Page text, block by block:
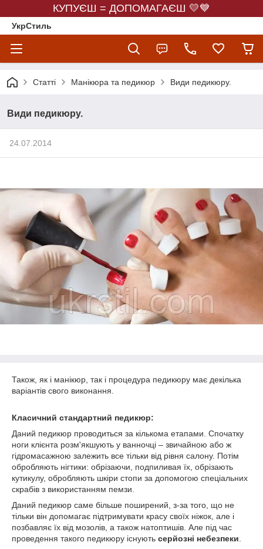
КУПУЄШ = ДОПОМАГАЄШ 💛💙
УкрСтиль
Статті Манікюра та педикюр Види педикюру.
Види педикюру.
24.07.2014
Також, як і манікюр, так і процедура педикюру має декілька
варіантів свого виконання.
Класичний стандартний педикюр:
Даний педикюр проводиться за кількома етапами. Спочатку
ноги клієнта розм'якшують у ванночці – звичайною або ж
гідромасажною залежить все тільки від рівня салону. Потім
обробляють нігтики: обрізаючи, подпиливая їх, обрізають
кутикулу, обробляють шкіри стопи за допомогою спеціальних
скрабів з використанням пемзи.
Даний педикюр саме більше поширений, з-за того, що не
тільки він допомагає підтримувати красу своїх ніжок, але і
позбавляє їх від мозолів, а також натоптишів. Але під час
проведення такого педикюру існують серйозні небезпеки